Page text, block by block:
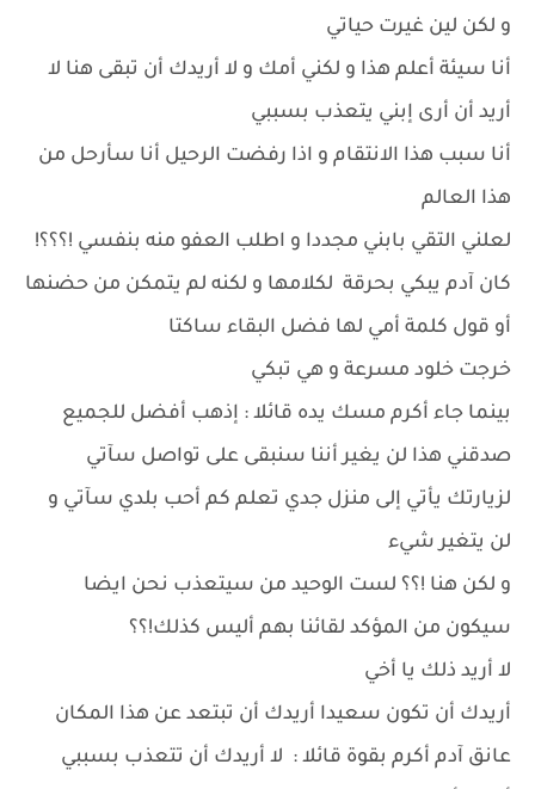
و لكن لين غيرت حياتي
أنا سيئة أعلم هذا و لكني أمك و لا أريدك أن تبقى هنا لا
أريد أن أرى إبني يتعذب بسببي
أنا سبب هذا الانتقام و اذا رفضت الرحيل أنا سأرحل من
هذا العالم
لعلني التقي بابني مجددا و اطلب العفو منه بنفسي !؟؟؟!
كان آدم يبكي بحرقة لكلامها و لكنه لم يتمكن من حضنها
أو قول كلمة أمي لها فضل البقاء ساكتا
خرجت خلود مسرعة و هي تبكي
بينما جاء أكرم مسك يده قائلا : إذهب أفضل للجميع
صدقني هذا لن يغير أننا سنبقى على تواصل سآتي
لزيارتك يأتي إلى منزل جدي تعلم كم أحب بلدي سآتي و
لن يتغير شيء
و لكن هنا !؟؟ لست الوحيد من سيتعذب نحن ايضا
سيكون من المؤكد لقائنا بهم أليس كذلك!؟؟
لا أريد ذلك يا أخي
أريدك أن تكون سعيدا أريدك أن تبتعد عن هذا المكان
عانق آدم أكرم بقوة قائلا : لا أريدك أن تتعذب بسببي